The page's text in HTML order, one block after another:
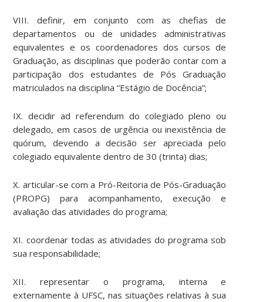
VIII. definir, em conjunto com as chefias de
departamentos ou de unidades administrativas
equivalentes e os coordenadores dos cursos de
Graduação, as disciplinas que poderão contar com a
participação dos estudantes de Pós Graduação
matriculados na disciplina “Estágio de Docência”;
IX. decidir ad referendum do colegiado pleno ou
delegado, em casos de urgência ou inexistência de
quórum, devendo a decisão ser apreciada pelo
colegiado equivalente dentro de 30 (trinta) dias;
X. articular-se com a Pró-Reitoria de Pós-Graduação
(PROPG) para acompanhamento, execução e
avaliação das atividades do programa;
XI. coordenar todas as atividades do programa sob
sua responsabilidade;
XII. representar o programa, interna e
externamente à UFSC, nas situações relativas à sua